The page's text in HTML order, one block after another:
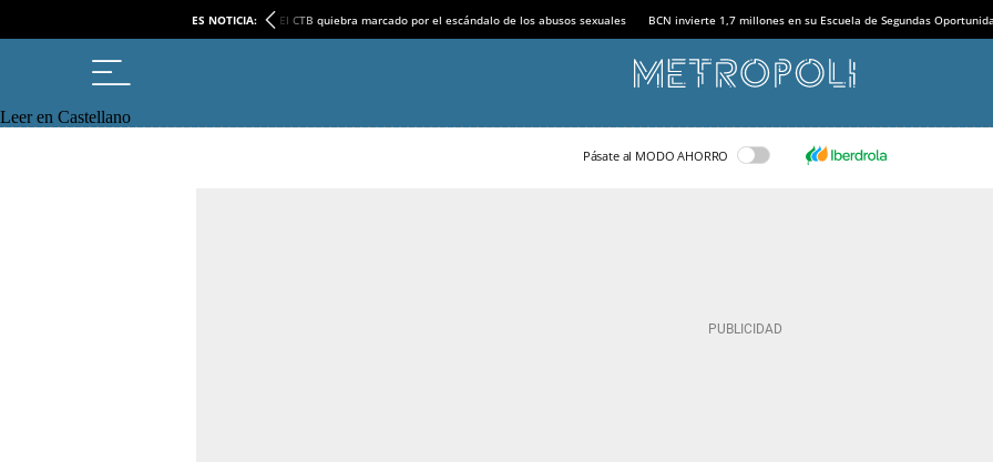
ES NOTICIA: El CTB quiebra marcado por el escándalo de los abusos sexuales BCN invierte 1,7 millones en su Escuela de Segundas
Leer en Castellano
Pásate al MODO AHORRO